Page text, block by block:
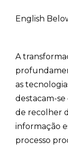
English
A
as
destacam-se
de recolher
informação
processo